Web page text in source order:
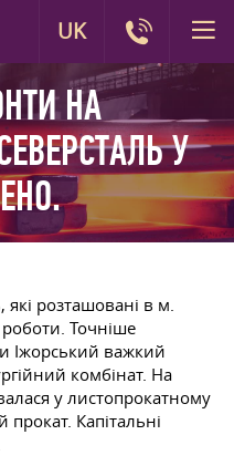
НА
У
які розташовані в м.
Точніше
Іжорський важкий
комбінат. На
у листопрокатному
Капітальні
UK